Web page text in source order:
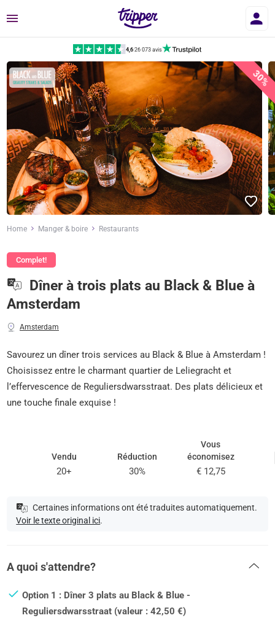
Menu
4,6|26 073 avis
30%
Home Manger & boire Restaurants
Complet!
Dîner à trois plats au Black & Blue à
Amsterdam
Amsterdam
Savourez un dîner trois services au Black & Blue à Amsterdam !
Choisissez entre le charmant quartier de Leliegracht et
l’effervescence de Reguliersdwarsstraat. Des plats délicieux et
une touche finale exquise !
Vendu
20+
Réduction
30%
Vous
économisez
€ 12,75
Certaines informations ont été traduites automatiquement.
Voir le texte original ici.
A quoi s'attendre?
Option 1 : Dîner 3 plats au Black & Blue -
Reguliersdwarsstraat (valeur : 42,50 €)